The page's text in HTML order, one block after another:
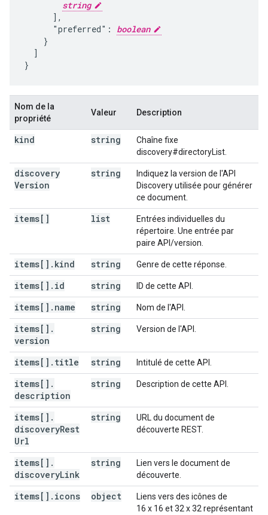
string
      ],
      "preferred":
boolean
    }
  ]
}
Nom de la
propriété
Valeur Description
kind string
Chaîne fixe
discovery#directoryList.
discovery
Version
string
Indiquez la version de l'API
Discovery utilisée pour générer
ce document.
items[] list
Entrées individuelles du
répertoire. Une entrée par
paire API/version.
items[] . kind string Genre de cette réponse.
items[] . id string ID de cette API.
items[] . name string Nom de l'API.
items[] .
version
string Version de l'API.
items[] . title string Intitulé de cette API.
items[] .
description
string Description de cette API.
items[] .
discoveryRest
Url
string
URL du document de
découverte REST.
items[] .
discoveryLink
string
Lien vers le document de
découverte.
items[] . icons object
Liens vers des icônes de
16 x 16 et 32 x 32 représentant